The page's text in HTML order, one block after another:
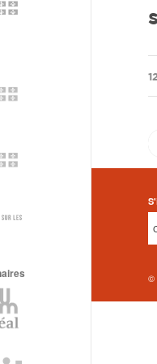
/
©